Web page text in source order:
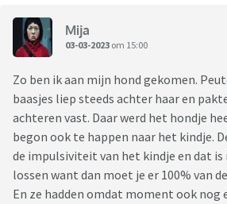
kunnen jullie mij aub helpen met wat ik
hou heel veel van Spencer, maar ik hou
zoontje en ik wil dat ze beide veilig zijn.
straks kan kruipen en de kat loopt
altijd snel genoeg ben om te
aanraakt….en die gedachte beangstigt
Mija
03-03-2023 om 15:00
Zo ben ik aan mijn hond gekomen.
baasjes liep steeds achter haar en
achteren vast. Daar werd het hondje
begon ook te happen naar het kindje.
de impulsiviteit van het kindje en dat
lossen want dan moet je er 100% van
En ze hadden omdat moment ook nog